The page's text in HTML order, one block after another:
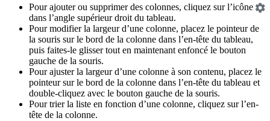
Pour ajouter ou supprimer des colonnes, cliquez sur l’icône
dans l’angle supérieur droit du tableau.
Pour modifier la largeur d’une colonne, placez le pointeur de
la souris sur le bord de la colonne dans l’en-tête du tableau,
puis faites-le glisser tout en maintenant enfoncé le bouton
gauche de la souris.
Pour ajuster la largeur d’une colonne à son contenu, placez le
pointeur sur le bord de la colonne dans l’en-tête du tableau et
double-cliquez avec le bouton gauche de la souris.
Pour trier la liste en fonction d’une colonne, cliquez sur l’en-
tête de la colonne.